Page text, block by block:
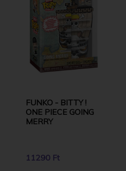
FUNKO - BITTY !
ONE PIECE GOING
MERRY
11290 Ft